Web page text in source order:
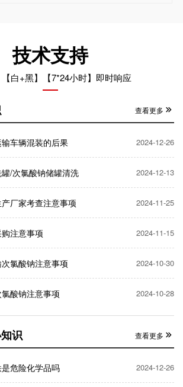
技术支持
【白+黑】【7*24小时】即时响应
查看更多
车辆混装的后果 2024-12-26
/次氯酸钠储罐清洗 2024-12-13
厂家考查注意事项 2024-11-25
注意事项 2024-11-15
氯酸钠注意事项 2024-10-30
酸钠注意事项 2024-10-28
识 查看更多
危险化学品吗 2024-12-26